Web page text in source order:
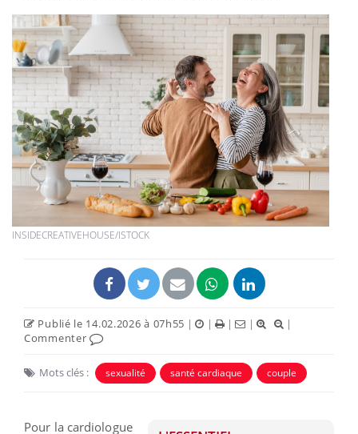
INSIDECREATIVEHOUSE/ISTOCK
Publié le 14.02.2026 à 07h55 | | | |
|
Commenter
Mots clés : sexualité santé cardiaque couple
Pour la cardiologue